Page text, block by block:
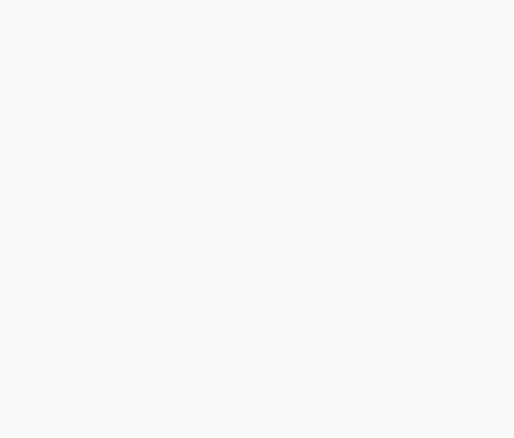
nicht nur die absolute
man hatte keine
schlechte Ausgangslage
Herausforderungen zu
vielmehr das, „was“ benotet
Handeln. In Japan wird etwa
und eine achtsame
geschult werden. Im